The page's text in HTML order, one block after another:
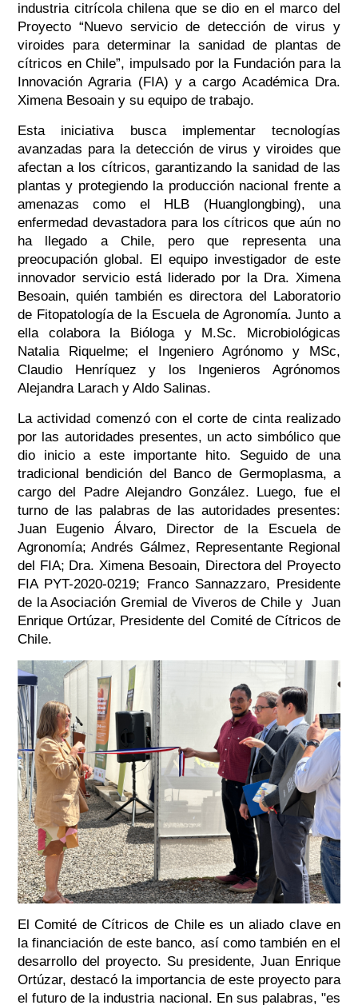
industria citrícola chilena que se dio en el marco del
Proyecto “Nuevo servicio de detección de virus y
viroides para determinar la sanidad de plantas de
cítricos en Chile”, impulsado por la Fundación para la
Innovación Agraria (FIA) y a cargo Académica Dra.
Ximena Besoain y su equipo de trabajo.
Esta iniciativa busca implementar tecnologías
avanzadas para la detección de virus y viroides que
afectan a los cítricos, garantizando la sanidad de las
plantas y protegiendo la producción nacional frente a
amenazas como el HLB (Huanglongbing), una
enfermedad devastadora para los cítricos que aún no
ha llegado a Chile, pero que representa una
preocupación global.
El equipo investigador de este
innovador servicio está liderado por la Dra. Ximena
Besoain, quién también es directora del Laboratorio
de Fitopatología de la Escuela de Agronomía. Junto a
ella colabora la Bióloga y M.Sc. Microbiológicas
Natalia Riquelme; el Ingeniero Agrónomo y MSc,
Claudio Henríquez y los Ingenieros Agrónomos
Alejandra Larach y Aldo Salinas.
La actividad comenzó con el corte de cinta realizado
por las autoridades presentes, un acto simbólico que
dio inicio a este importante hito. Seguido de una
tradicional bendición del Banco de Germoplasma, a
cargo del Padre Alejandro González. Luego, fue el
turno de las palabras de las autoridades presentes:
Juan Eugenio Álvaro, Director de la Escuela de
Agronomía; Andrés Gálmez, Representante Regional
del FIA; Dra. Ximena Besoain, Directora del Proyecto
FIA PYT-2020-0219; Franco Sannazzaro, Presidente
de la Asociación Gremial de Viveros de Chile y Juan
Enrique Ortúzar, Presidente del Comité de Cítricos de
Chile.
El Comité de Cítricos de Chile es un aliado clave en
la financiación de este banco, así como también en el
desarrollo del proyecto. Su presidente, Juan Enrique
Ortúzar, destacó la importancia de este proyecto para
el futuro de la industria nacional. En sus palabras, "es